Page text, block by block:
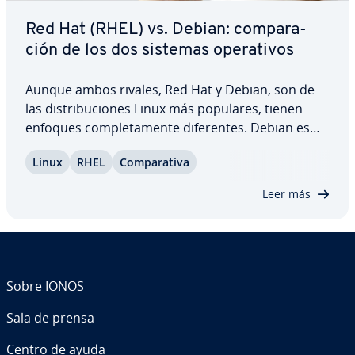
Red Hat (RHEL) vs. Debian: co­m­pa­ra­
ción de los dos sistemas ope­ra­ti­vos
Aunque ambos rivales, Red Hat y Debian, son de
las di­s­tri­bu­cio­nes Linux más populares, tienen
enfoques co­m­ple­ta­me­n­te di­fe­re­n­tes. Debian es
programas de pago, pero RHEL es pro­pie­ta­rio y
Linux RHEL Co­m­pa­ra­ti­va
Leer más
Sobre IONOS
Sala de prensa
Centro de ayuda